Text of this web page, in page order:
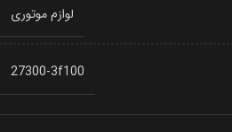
لوازم موتوری
27300-3f100